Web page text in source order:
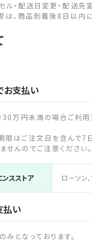
ル・配送日変更・配送先
、商品到着後8日以内
お支払い
30万円未満の場合ご利
はご注文日を含んで7日
んのでご注意ください。
スストア ローソン
払い
となっております。